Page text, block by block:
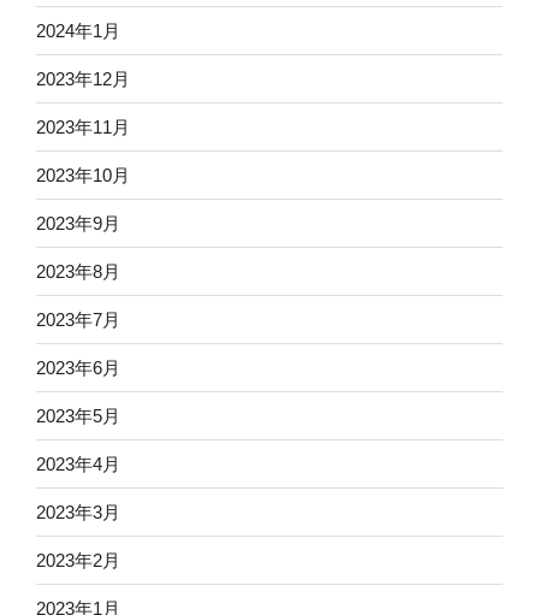
2024年1月
2023年12月
2023年11月
2023年10月
2023年9月
2023年8月
2023年7月
2023年6月
2023年5月
2023年4月
2023年3月
2023年2月
2023年1月